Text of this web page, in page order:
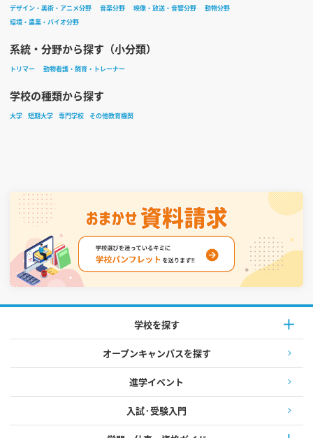
デザイン・美術・アニメ分野
音楽分野 映像・放送・音響分野
動物分野
環境・農業・バイオ分野
系統・分野から探す（小分類）
トリマー 動物看護・飼育・トレーナー
学校の種類から探す
大学 短期大学 専門学校 その他教育機関
学校を探す
オープンキャンパスを探す
進学イベント
入試·受験入門